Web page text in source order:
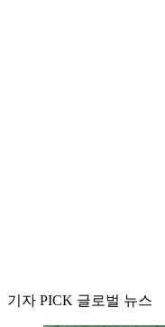
기자 PICK 글로벌 뉴스